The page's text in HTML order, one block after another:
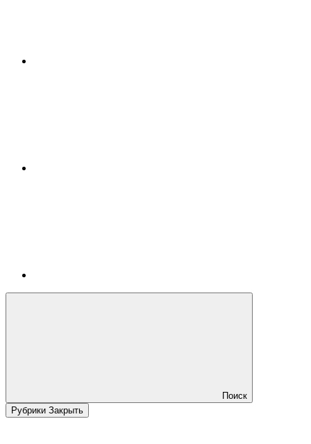
Поиск
Рубрики Закрыть